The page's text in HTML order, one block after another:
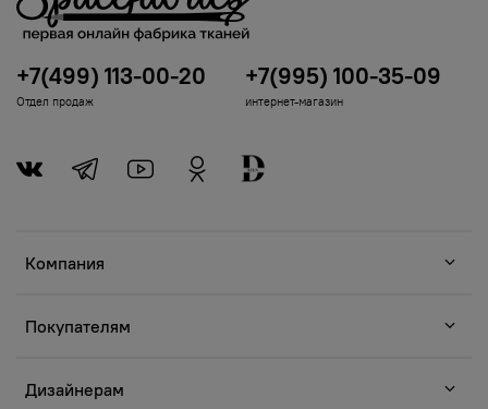
Компания
Покупателям
Дизайнерам
+7(499) 113-00-20
Отдел продаж
+7(995) 100-35-09
интернет-магазин